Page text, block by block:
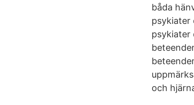
båda
psykiater
psykiater
och